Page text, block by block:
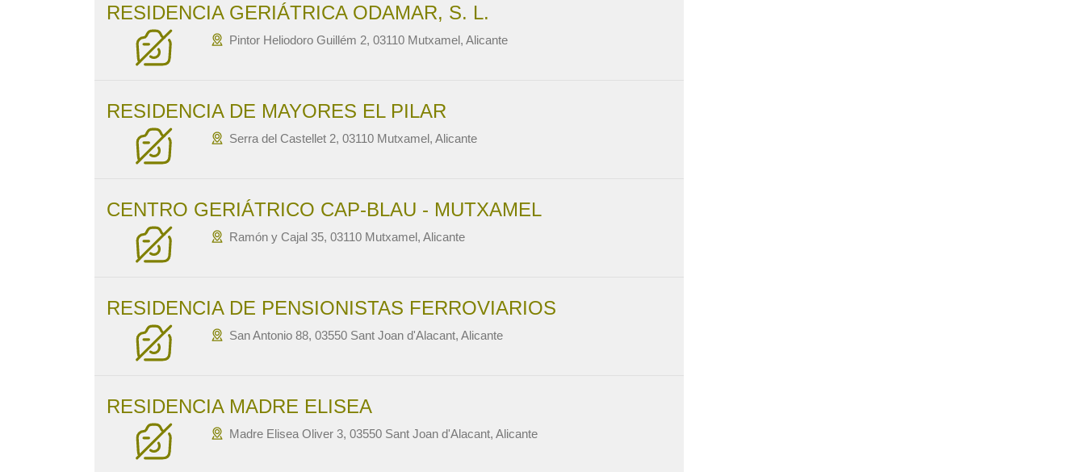
RESIDENCIA GERIÁTRICA ODAMAR, S. L.
Pintor Heliodoro Guillém 2, 03110 Mutxamel, Alicante
RESIDENCIA DE MAYORES EL PILAR
Serra del Castellet 2, 03110 Mutxamel, Alicante
CENTRO GERIÁTRICO CAP-BLAU - MUTXAMEL
Ramón y Cajal 35, 03110 Mutxamel, Alicante
RESIDENCIA DE PENSIONISTAS FERROVIARIOS
San Antonio 88, 03550 Sant Joan d'Alacant, Alicante
RESIDENCIA MADRE ELISEA
Madre Elisea Oliver 3, 03550 Sant Joan d'Alacant, Alicante